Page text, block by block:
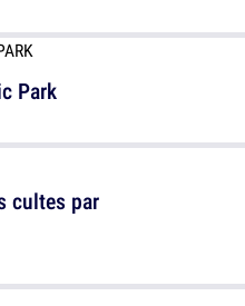
Park
cultes par